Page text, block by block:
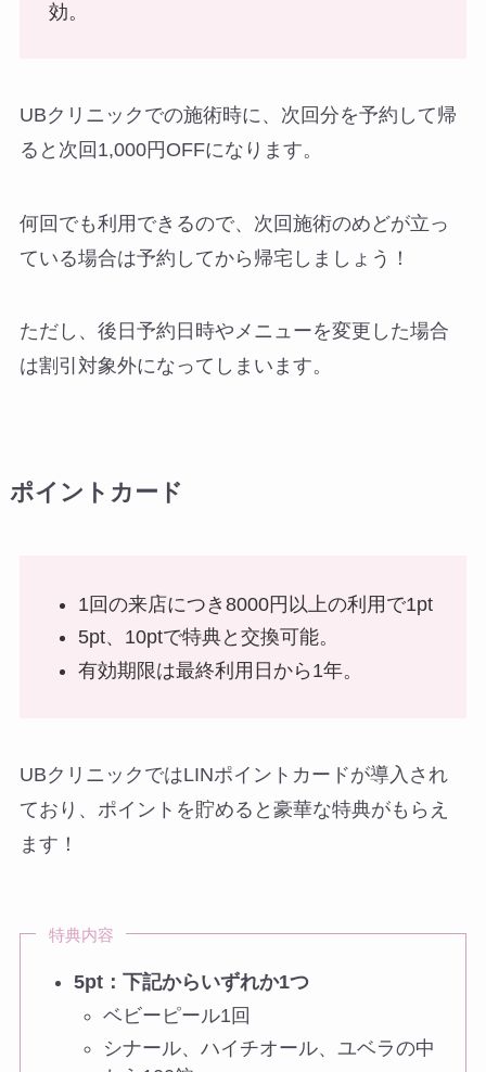
効。
UBクリニックでの施術時に、次回分を予約して帰
ると次回1,000円OFFになります。
何回でも利用できるので、次回施術のめどが立っ
ている場合は予約してから帰宅しましょう！
ただし、後日予約日時やメニューを変更した場合
は割引対象外になってしまいます。
ポイントカード
1回の来店につき8000円以上の利用で1pt
5pt、10ptで特典と交換可能。
有効期限は最終利用日から1年。
UBクリニックではLINポイントカードが導入され
ており、ポイントを貯めると豪華な特典がもらえ
ます！
特典内容
5pt：下記からいずれか1つ
ベビーピール1回
シナール、ハイチオール、ユベラの中